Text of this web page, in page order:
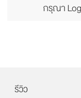
กรุณา
รีวิว